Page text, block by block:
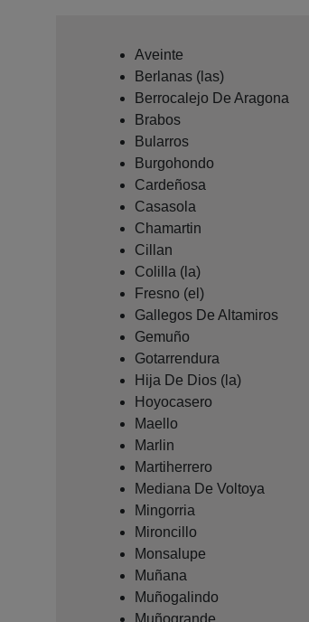
Aveinte
Berlanas (las)
Berrocalejo De Aragona
Brabos
Bularros
Burgohondo
Cardeñosa
Casasola
Chamartin
Cillan
Colilla (la)
Fresno (el)
Gallegos De Altamiros
Gemuño
Gotarrendura
Hija De Dios (la)
Hoyocasero
Maello
Marlin
Martiherrero
Mediana De Voltoya
Mingorria
Mironcillo
Monsalupe
Muñana
Muñogalindo
Muñogrande